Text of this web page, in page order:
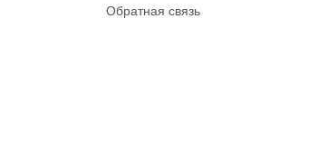
Обратная связь